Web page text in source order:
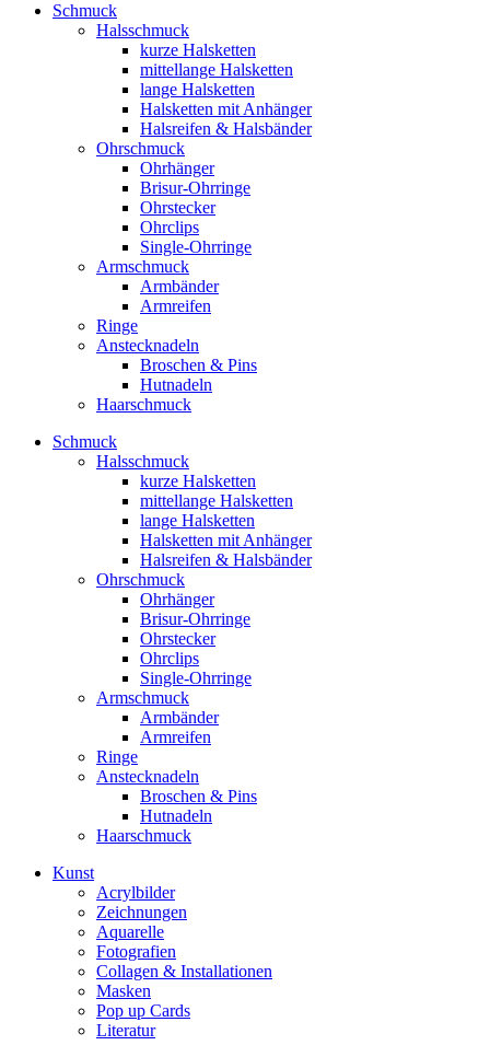
Schmuck
Halsschmuck
kurze Halsketten
mittellange Halsketten
lange Halsketten
Halsketten mit Anhänger
Halsreifen & Halsbänder
Ohrschmuck
Ohrhänger
Brisur-Ohrringe
Ohrstecker
Ohrclips
Single-Ohrringe
Armschmuck
Armbänder
Armreifen
Ringe
Anstecknadeln
Broschen & Pins
Hutnadeln
Haarschmuck
Schmuck
Halsschmuck
kurze Halsketten
mittellange Halsketten
lange Halsketten
Halsketten mit Anhänger
Halsreifen & Halsbänder
Ohrschmuck
Ohrhänger
Brisur-Ohrringe
Ohrstecker
Ohrclips
Single-Ohrringe
Armschmuck
Armbänder
Armreifen
Ringe
Anstecknadeln
Broschen & Pins
Hutnadeln
Haarschmuck
Kunst
Acrylbilder
Zeichnungen
Aquarelle
Fotografien
Collagen & Installationen
Masken
Pop up Cards
Literatur